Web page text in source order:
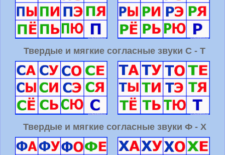
Твердые и мягкие согласные звуки С - Т
Твердые и мягкие согласные звуки Ф - Х